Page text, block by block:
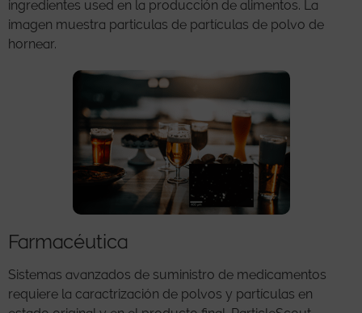
ingredientes used en la producción de alimentos. La
imagen muestra particulas de partículas de polvo de
hornear.
Farmacéutica
Sistemas avanzados de suministro de medicamentos
requiere la caractrización de polvos y partículas en